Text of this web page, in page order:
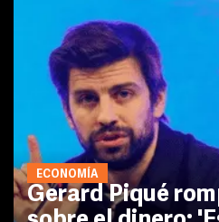
ECONOMÍA
Gerard Piqué